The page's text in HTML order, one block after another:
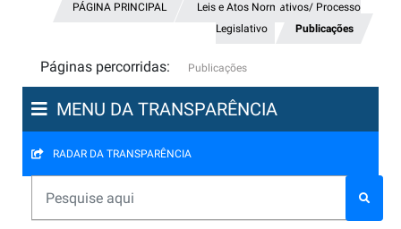
PÁGINA PRINCIPAL
Leis e Atos Normativos/ Processo
Legislativo
Publicações
Páginas percorridas: Publicações
MENU DA TRANSPARÊNCIA
RADAR DA TRANSPARÊNCIA